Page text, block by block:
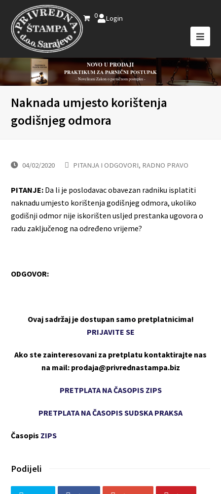
0 Login
NOVO U PRODAJI
PRAKTIKUM ZA PARNIČNI POSTUPAK
- Novelirani Zakon o parničnom postupku -
Naknada umjesto korištenja
godišnjeg odmora
04/02/2020 PITANJA I ODGOVORI, RADNO PRAVO
PITANJE: Da li je poslodavac obavezan radniku isplatiti
naknadu umjesto korištenja godišnjeg odmora, ukoliko
godišnji odmor nije iskorišten usljed prestanka ugovora o
radu zaključenog na određeno vrijeme?
ODGOVOR:
Ovaj sadržaj je dostupan samo pretplatnicima!
PRIJAVITE SE
Ako ste zainteresovani za pretplatu kontaktirajte nas
na mail: prodaja@privrednastampa.biz
PRETPLATA NA ČASOPIS ZIPS
PRETPLATA NA ČASOPIS SUDSKA PRAKSA
Časopis ZIPS
Podijeli